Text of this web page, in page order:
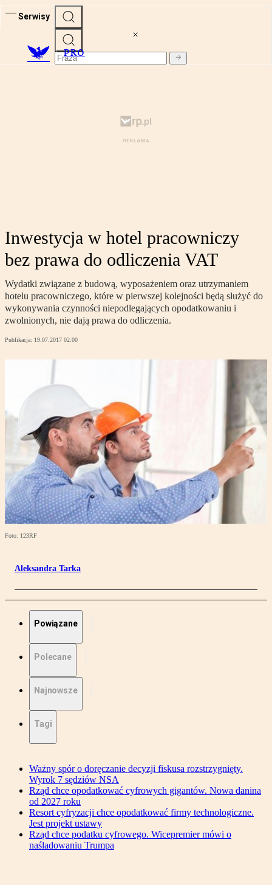
Serwisy
PRO
Inwestycja w hotel pracowniczy
bez prawa do odliczenia VAT
Wydatki związane z budową, wyposażeniem oraz utrzymaniem
hotelu pracowniczego, które w pierwszej kolejności będą służyć do
wykonywania czynności niepodlegających opodatkowaniu i
zwolnionych, nie dają prawa do odliczenia.
Publikacja: 19.07.2017 02:00
Foto: 123RF
Aleksandra Tarka
Powiązane
Polecane
Najnowsze
Tagi
Ważny spór o doręczanie decyzji fiskusa rozstrzygnięty.
Wyrok 7 sędziów NSA
Rząd chce opodatkować cyfrowych gigantów. Nowa danina
od 2027 roku
Resort cyfryzacji chce opodatkować firmy technologiczne.
Jest projekt ustawy
Rząd chce podatku cyfrowego. Wicepremier mówi o
naśladowaniu Trumpa